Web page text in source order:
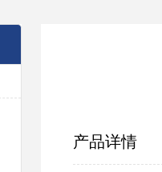
产品详情